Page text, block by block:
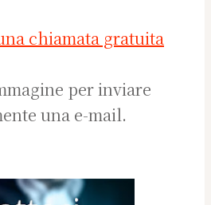
chiamata gratuita
per inviare
una e-mail.